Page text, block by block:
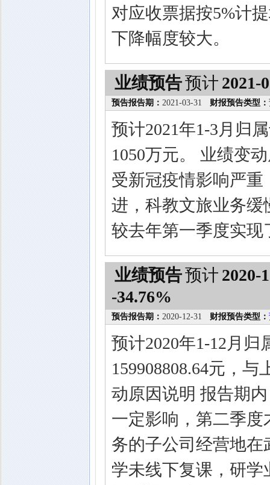
对应收票据按5%计
下降幅度较大。
业绩预告预计 2021-
预告报告期： 2021-03-31 财报预告类型：
预计2021年1-3月归
1050万元。 业绩变
受新冠疫情影响严重
进，科教文旅业务缓
较去年第一季度实现
业绩预告预计 2020-
-34.76%
预告报告期： 2020-12-31 财报预告类型：
预计2020年1-12月
159908808.64元，
动原因说明 报告期
一定影响，第二季
务的子公司经营地
学未线下复课，研